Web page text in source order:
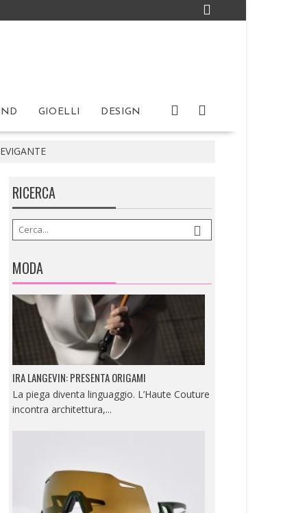
GIOELLI DESIGN
RICERCA
MODA
IRA LANGEVIN: PRESENTA ORIGAMI
La piega diventa linguaggio. L’Haute Couture